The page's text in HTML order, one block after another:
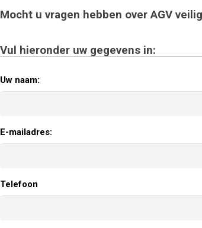
Mocht u vragen hebben over AGV
Vul hieronder uw gegevens in:
Uw naam:
E-mailadres:
Telefoon